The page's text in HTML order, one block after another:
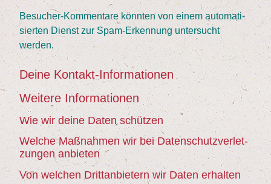
Besu­cher-Kom­men­ta­re könn­ten von einem auto­ma­ti­
sier­ten Dienst zur Spam-Erken­nung unter­sucht
werden.
Dei­ne Kontakt-Informationen
Wei­te­re Informationen
Wie wir dei­ne Daten schützen
Wel­che Maß­nah­men wir bei Daten­schutz­ver­let­
zun­gen anbieten
Von wel­chen Dritt­an­bie­tern wir Daten erhalten